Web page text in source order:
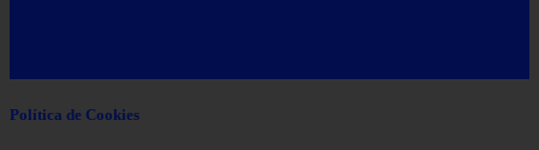
Política de Cookies